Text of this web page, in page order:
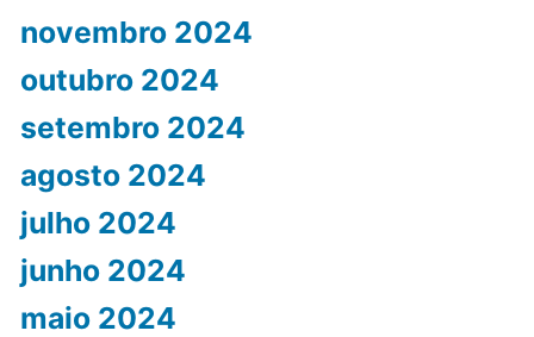
novembro 2024
outubro 2024
setembro 2024
agosto 2024
julho 2024
junho 2024
maio 2024